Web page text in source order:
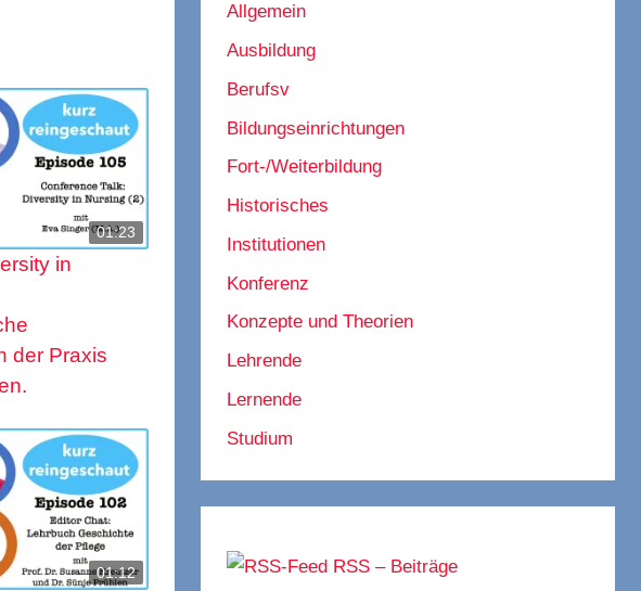
01:23
in
der Praxis
01:12
Allgemein
Ausbildung
Berufsv
Bildungseinrichtungen
Fort-/Weiterbildung
Historisches
Institutionen
Konferenz
Konzepte und Theorien
Lehrende
Lernende
Studium
RSS – Beiträge